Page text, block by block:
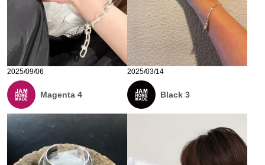
2025/09/06
Magenta 4
2025/03/14
Black 3